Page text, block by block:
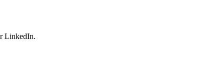
LinkedIn.